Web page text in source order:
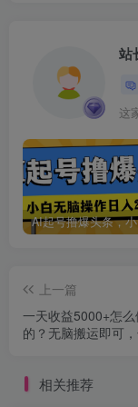
站
这
AI
上一篇
一天收益5000+怎么
的？无脑搬运即可
相关推荐